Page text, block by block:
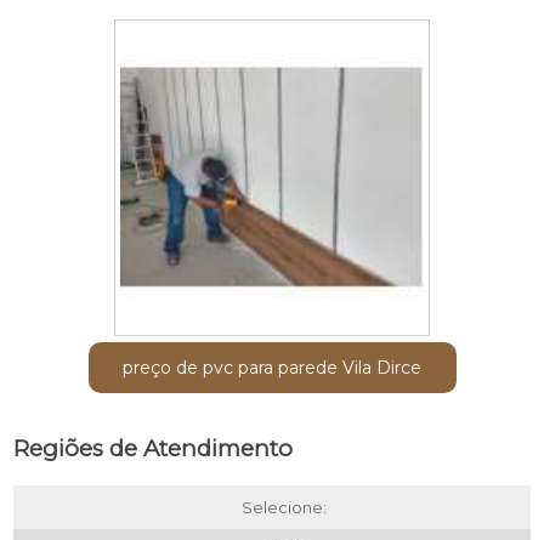
preço de pvc para parede Vila Dirce
Regiões de Atendimento
Selecione: